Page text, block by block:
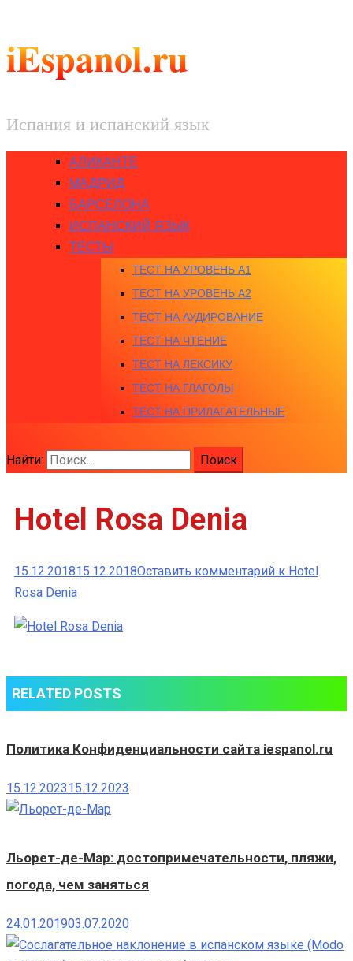
iEspanol.ru
Испания и испанский язык
АЛИКАНТЕ
МАДРИД
БАРСЕЛОНА
ИСПАНСКИЙ ЯЗЫК
ТЕСТЫ
ТЕСТ НА УРОВЕНЬ A1
ТЕСТ НА УРОВЕНЬ A2
ТЕСТ НА АУДИРОВАНИЕ
ТЕСТ НА ЧТЕНИЕ
ТЕСТ НА ЛЕКСИКУ
ТЕСТ НА ГЛАГОЛЫ
ТЕСТ НА ПРИЛАГАТЕЛЬНЫЕ
Найти:
Hotel Rosa Denia
15.12.201815.12.2018Оставить комментарий к Hotel
Rosa Denia
RELATED POSTS
Политика Конфиденциальности сайта iespanol.ru
15.12.202315.12.2023
Льорет-де-Мар: достопримечательности, пляжи,
погода, чем заняться
24.01.201903.07.2020